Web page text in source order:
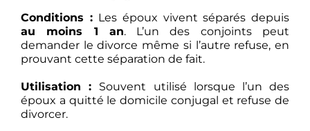
Conditions : Les époux vivent séparés depuis
au moins 1 an. L’un des conjoints peut
demander le divorce même si l’autre refuse, en
prouvant cette séparation de fait.
Utilisation : Souvent utilisé lorsque l’un des
époux a quitté le domicile conjugal et refuse de
divorcer.